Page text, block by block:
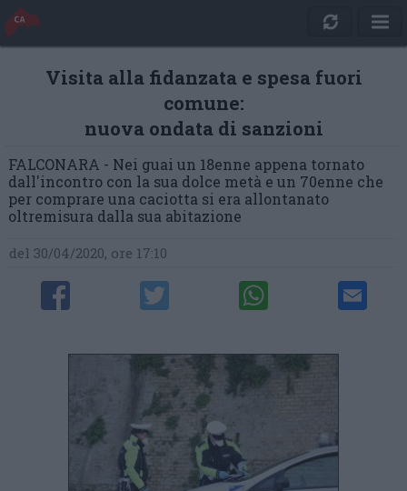
Visita alla fidanzata e spesa fuori
comune:
nuova ondata di sanzioni
FALCONARA - Nei guai un 18enne appena tornato
dall'incontro con la sua dolce metà e un 70enne che
per comprare una caciotta si era allontanato
oltremisura dalla sua abitazione
del 30/04/2020, ore 17:10